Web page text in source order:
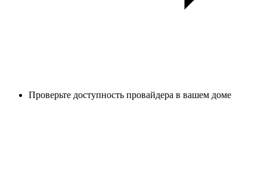
Проверьте доступность провайдера в вашем доме